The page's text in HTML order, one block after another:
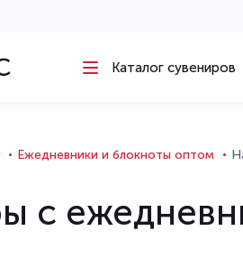
Каталог сувениров
Ежедневники и блокноты оптом
с